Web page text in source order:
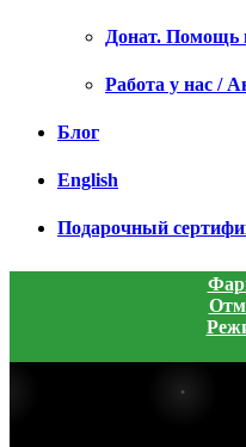
Донат. Помощь
Работа у нас /
Блог
English
Подарочный